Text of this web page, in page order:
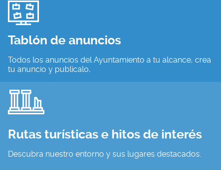
Tablón de anuncios
Todos los anuncios del Ayuntamiento a tu alcance, crea
tu anuncio y publícalo,
Rutas turísticas e hitos de interés
Descubra nuestro entorno y sus lugares destacados.